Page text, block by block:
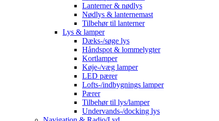
Lanterner & nødlys
Nødlys & lanternemast
Tilbehør til lanterner
Lys & lamper
Dæks-/søge lys
Håndspot & lommelygter
Kortlamper
Køje-/væg lamper
LED pærer
Lofts-/indbygnings lamper
Pærer
Tilbehør til lys/lamper
Undervands-/docking lys